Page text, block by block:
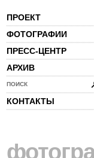
ПРОЕКТ
ФОТОГРАФИИ
ПРЕСС-ЦЕНТР
АРХИВ
ПОИСК
КОНТАКТЫ